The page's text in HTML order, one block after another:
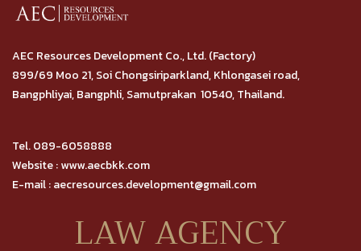
AEC Resources Development Co., Ltd. (Factory)
899/69 Moo 21, Soi Chongsiriparkland, Khlongasei road,
Bangphliyai, Bangphli, Samutprakan 10540, Thailand.
Tel. 089-6058888
Website : www.aecbkk.com
E-mail : aecresources.development@gmail.com
LAW AGENCY